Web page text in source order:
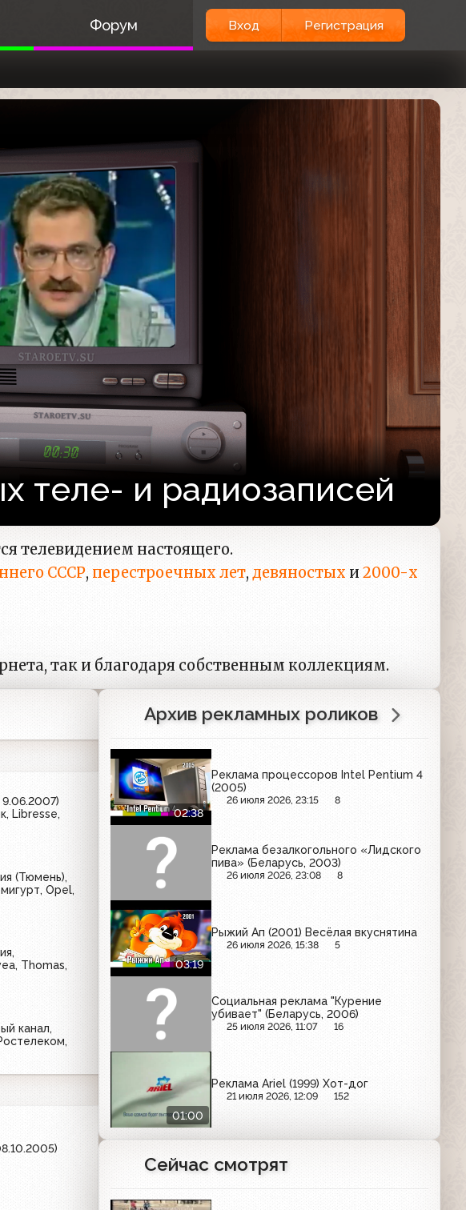
Форум Вход Регистрация
теле- и радиозаписей
телевидением настоящего.
СССР, перестроечных лет, девяностых и 2000-х
так и благодаря собственным коллекциям.
Libresse,
(Тюмень),
Opel,
Thomas,
канал,
Архив рекламных роликов
02:38
Реклама процессоров Intel Pentium 4
(2005)
26 июля 2026, 23:15 8
Реклама безалкогольного «Лидского
пива» (Беларусь, 2003)
26 июля 2026, 23:08 8
03:19
Рыжий Ап (2001) Весёлая вкуснятина
26 июля 2026, 15:38 5
Социальная реклама "Курение
убивает" (Беларусь, 2006)
25 июля 2026, 11:07 16
01:00
Реклама Ariel (1999) Хот-дог
21 июля 2026, 12:09 152
Сейчас смотрят